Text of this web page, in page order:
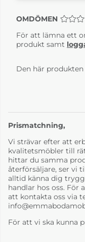
OMDÖMEN
För att lämna ett
produkt samt
Den här
Prismatchning,
Vi strävar efter att
kvalitetsmöbler till
hittar du samma
återförsäljare, ser vi
alltid känna dig
handlar hos oss.
att kontakta oss via
För att vi ska kunna